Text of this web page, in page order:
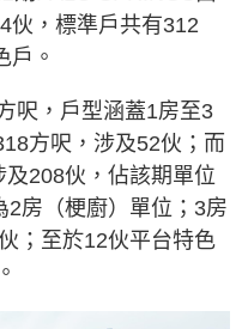
伙，標準戶共有312
戶。
呎，戶型涵蓋1房至3
方呎，涉及52伙；而
208伙，佔該期單位
房（梗廚）單位；3房
；至於12伙平台特色